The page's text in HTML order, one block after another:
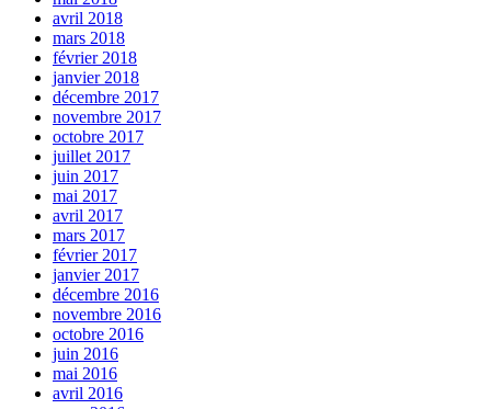
avril 2018
mars 2018
février 2018
janvier 2018
décembre 2017
novembre 2017
octobre 2017
juillet 2017
juin 2017
mai 2017
avril 2017
mars 2017
février 2017
janvier 2017
décembre 2016
novembre 2016
octobre 2016
juin 2016
mai 2016
avril 2016